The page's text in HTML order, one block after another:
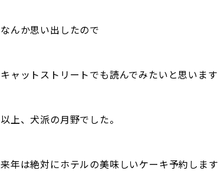
なんか思い出したので
キャットストリートでも読んでみたいと思います
以上、犬派の月野でした。
来年は絶対にホテルの美味しいケーキ予約します